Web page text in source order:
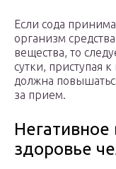
Если сода
организм
вещества, то
сутки, приступая
должна
за прием.
здоровье